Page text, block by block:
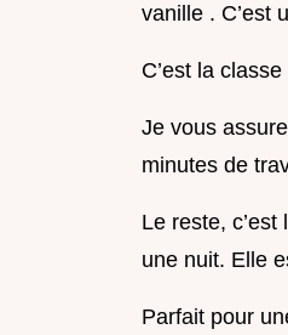
vanille . C’est
C’est la
Je vous
minutes de
Le reste,
une nuit. Elle
Parfait pour